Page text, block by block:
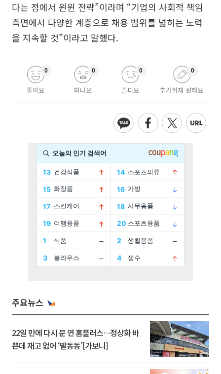
다는 점에서 윈윈 전략”이라며 “기업의 사회적 책임
측면에서 다양한 계층으로 채용 범위를 넓히는 노력
을 지속할 것”이라고 말했다.
좋아요
0
화나요
0
슬퍼요
0
추가취재 원해요
0
주요뉴스
22일 만에 다시 문 연 홈플러스…정상화 바
쁜데 재고 없어 ‘발동동’[가보니]